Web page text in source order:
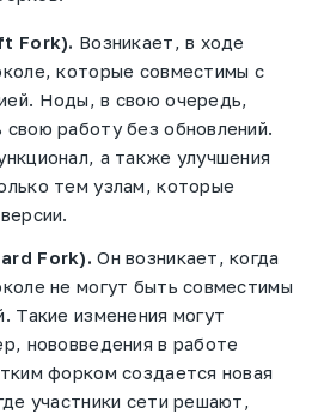
Fork). Возникает, в ходе
которые совместимы с
Ноды, в свою очередь,
работу без обновлений.
а также улучшения
тем узлам, которые
Fork). Он возникает, когда
не могут быть совместимы
Такие изменения могут
нововведения в работе
форком создается новая
участники сети решают,